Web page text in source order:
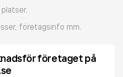
företagsinfo mm.
företaget på